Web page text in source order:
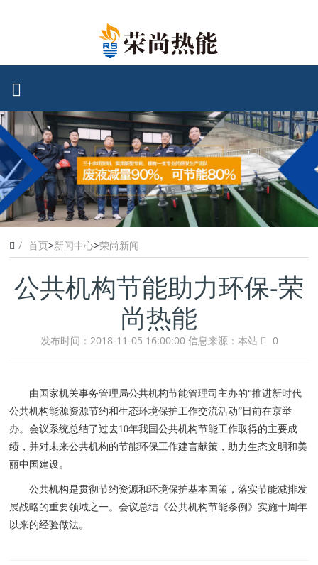
首页>新闻中心>荣尚新闻
公共机构节能助力环保-荣
尚热能
发布时间：2018-11-05 16:00:00 信息来源：本站 0
由国家机关事务管理局公共机构节能管理司主办的“推进新时代
公共机构能源资源节约和生态环境保护工作交流活动”日前在京举
办。会议系统总结了过去10年我国公共机构节能工作取得的主要成
绩，并对未来公共机构的节能环保工作建言献策，助力生态文明和美
丽中国建设。
公共机构是贯彻节约资源和环境保护基本国策，落实节能减排发
展战略的重要领域之一。会议总结《公共机构节能条例》实施十周年
以来的经验做法。